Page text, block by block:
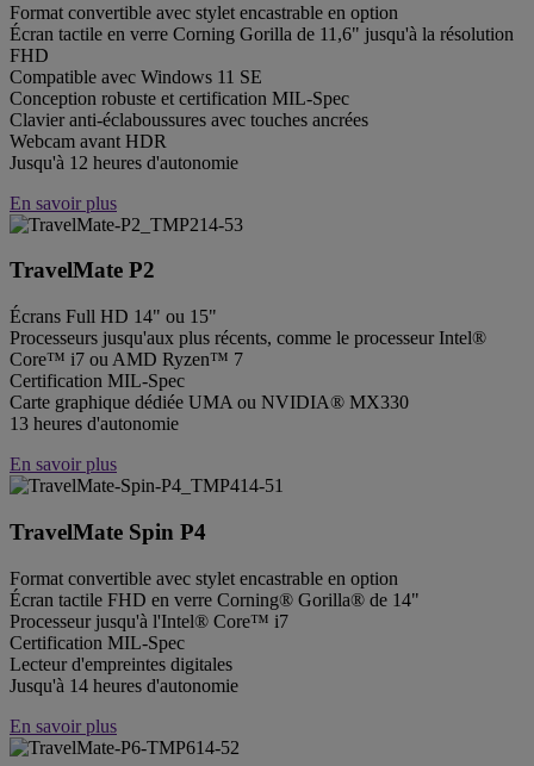
Format convertible avec stylet encastrable en option
Écran tactile en verre Corning Gorilla de 11,6" jusqu'à la résolution
FHD
Compatible avec Windows 11 SE
Conception robuste et certification MIL-Spec
Clavier anti-éclaboussures avec touches ancrées
Webcam avant HDR
Jusqu'à 12 heures d'autonomie
En savoir plus
TravelMate P2
Écrans Full HD 14" ou 15"
Processeurs jusqu'aux plus récents, comme le processeur Intel®
Core™ i7 ou AMD Ryzen™ 7
Certification MIL-Spec
Carte graphique dédiée UMA ou NVIDIA® MX330
13 heures d'autonomie
En savoir plus
TravelMate Spin P4
Format convertible avec stylet encastrable en option
Écran tactile FHD en verre Corning® Gorilla® de 14"
Processeur jusqu'à l'Intel® Core™ i7
Certification MIL-Spec
Lecteur d'empreintes digitales
Jusqu'à 14 heures d'autonomie
En savoir plus